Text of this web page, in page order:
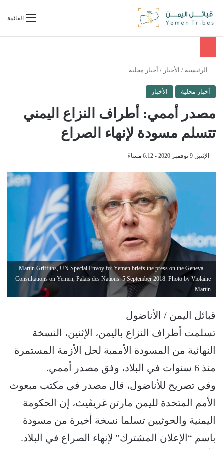
القائمةبحث عن
الرئيسية / الأخبار / أخبار محلية
أخبار محلية الأخبار
مصدر أممي: أطراف النزاع اليمني
تتسلم مسودة لإنهاء الصراع
الإثنين 9 نوفمبر 2020 - 6:12 مساءً
Martin Griffiths, UN Special Envoy for Yemen briefs the press on the Geneva
Consultations on Yemen, Palais des Nations. 5 September 2018. Photo by Violaine
Martin
قبائل اليمن / الأناضول
تسلمت أطراف النزاع باليمن، الإثنين، النسخة
النهائية من المسودة الأممية لحل الأزمة المستمرة
منذ 6 سنوات في البلاد، وفق مصدر أممي.
وفي تصريح للأناضول، قال مصدر في مكتب مبعوث
الأمم المتحدة لليمن مارتن غريڤيث، إن الحكومة
اليمنية والحوثيين تسلما نسخة أخيرة من مسودة
باسم “الإعلان المشترك” لإنهاء الصراع في البلاد.